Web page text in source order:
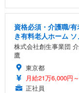
資格必須・介護職/
き有料老人ホーム
株式会社創生事業団
鷹
東京都
月給21万6,000円
正社員